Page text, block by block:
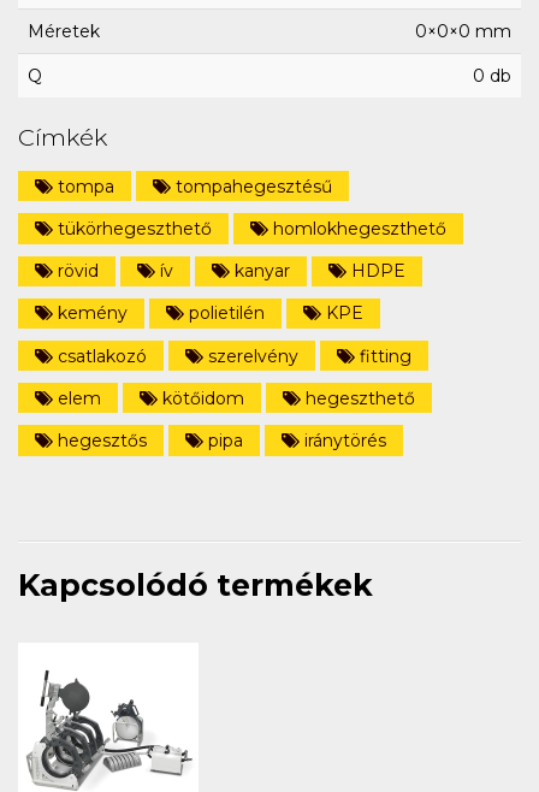
Méretek 0×0×0 mm
Q 0 db
Címkék
tompa
tompahegesztésű
tükörhegeszthető
homlokhegeszthető
rövid
ív kanyar
HDPE
kemény
polietilén
KPE
csatlakozó
szerelvény
fitting
elem
kötőidom
hegeszthető
hegesztős
pipa iránytörés
Kapcsolódó termékek